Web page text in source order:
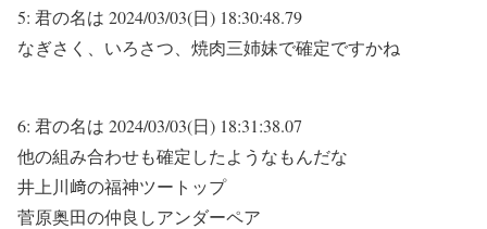
5: 君の名は 2024/03/03(日) 18:30:48.79
なぎさく、いろさつ、焼肉三姉妹で確定ですかね
6: 君の名は 2024/03/03(日) 18:31:38.07
他の組み合わせも確定したようなもんだな
井上川﨑の福神ツートップ
菅原奥田の仲良しアンダーペア